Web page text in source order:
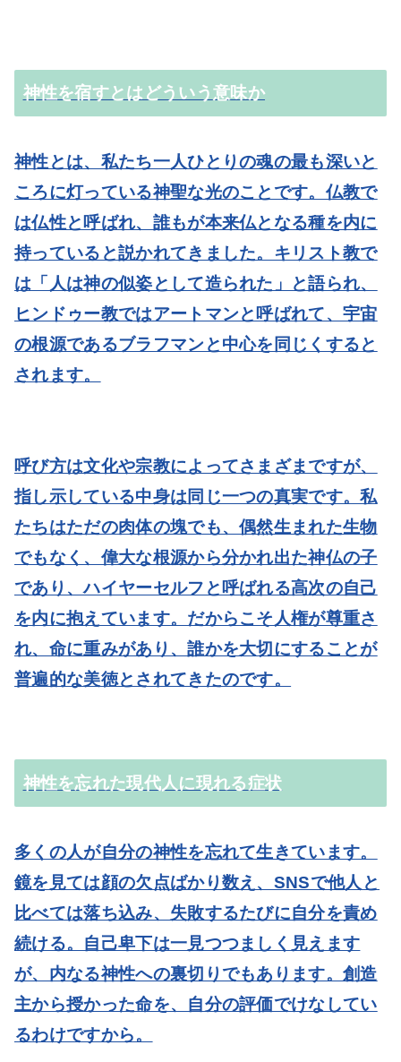
神性を宿すとはどういう意味か
神性とは、私たち一人ひとりの魂の最も深いと
ころに灯っている神聖な光のことです。仏教で
は仏性と呼ばれ、誰もが本来仏となる種を内に
持っていると説かれてきました。キリスト教で
は「人は神の似姿として造られた」と語られ、
ヒンドゥー教ではアートマンと呼ばれて、宇宙
の根源であるブラフマンと中心を同じくすると
されます。
呼び方は文化や宗教によってさまざまですが、
指し示している中身は同じ一つの真実です。私
たちはただの肉体の塊でも、偶然生まれた生物
でもなく、偉大な根源から分かれ出た神仏の子
であり、ハイヤーセルフと呼ばれる高次の自己
を内に抱えています。だからこそ人権が尊重さ
れ、命に重みがあり、誰かを大切にすることが
普遍的な美徳とされてきたのです。
神性を忘れた現代人に現れる症状
多くの人が自分の神性を忘れて生きています。
鏡を見ては顔の欠点ばかり数え、SNSで他人と
比べては落ち込み、失敗するたびに自分を責め
続ける。自己卑下は一見つつましく見えます
が、内なる神性への裏切りでもあります。創造
主から授かった命を、自分の評価でけなしてい
るわけですから。